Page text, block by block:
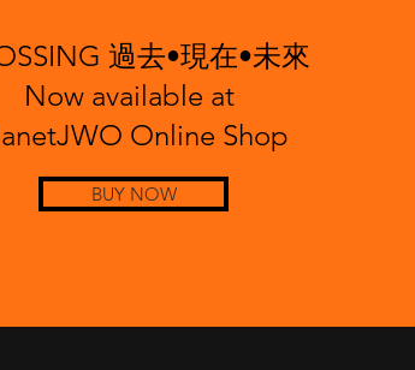
過去•現在•未來
Now available at
Online Shop
BUY NOW